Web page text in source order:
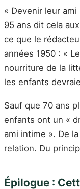
« Devenir leur
95 ans dit cela
ce que le
années 1950 : «
nourriture de la
les enfants
Sauf que 70 ans
enfants ont un «
ami intime ». De
relation. Du
Épilogue :